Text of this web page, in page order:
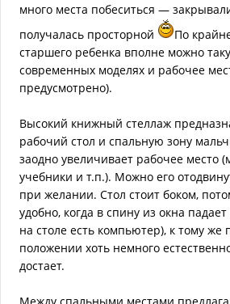
много места побеситься —
получалась просторной
По
старшего ребенка вполне можно
современных моделях и рабочее
предусмотрено).
Высокий книжный стеллаж
рабочий стол и спальную зону
заодно увеличивает рабочее место
учебники и т.п.). Можно его
при желании. Стол стоит боком,
удобно, когда в спину из окна
на столе есть компьютер), к тому же
положении хоть немного
достает.
Между спальными местами